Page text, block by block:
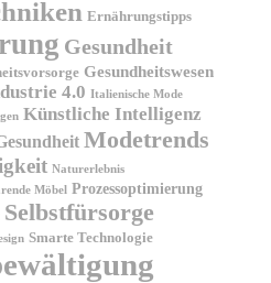
Ernährungstipps
Gesundheit
Gesundheitswesen
4.0 Italienische Mode
Künstliche Intelligenz
Modetrends
Naturerlebnis
Möbel Prozessoptimierung
Selbstfürsorge
Smarte Technologie